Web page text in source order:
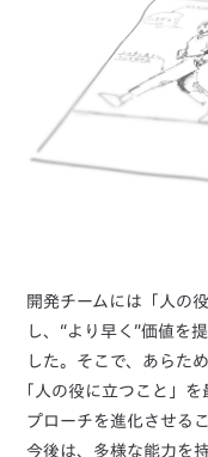
開発チームには「人の
し、“より早く”価値を
した。そこで、あらた
｢人の役に立つこと」
プローチを進化させる
今後は、多様な能力を